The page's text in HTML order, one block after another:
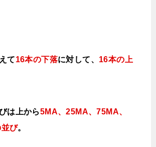
て16本の下落に対して、 16本の上
は上から5MA、25MA、75MA、
び。